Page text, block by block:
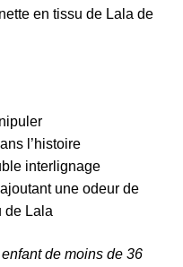
en tissu de Lala de
l’histoire
interlignage
une odeur de
de Lala
de moins de 36